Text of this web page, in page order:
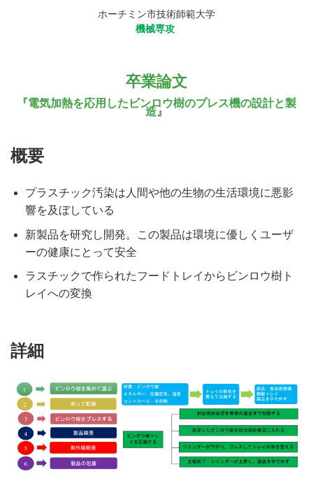
ホーチミン市技術師範大学
機械専攻
卒業論文
『電気加熱を応用したビンロウ樹のプレス機の設計と製
造』
概要
プラスチック汚染は人間や他の生物の生活環境に悪影
響を及ぼしている
新製品を研究し開発。この製品は環境に優しくユーザ
ーの健康にとって安全
ラスチックで作られたフードトレイからビンロウ樹ト
レイへの変換
詳細